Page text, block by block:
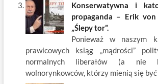
Konserwatywna i
propaganda – Erik von
„Ślepy tor”.
Ponieważ w naszym
prawicowych ksiąg „mądrości”
normalnych liberałów (a nie
wolnorynkowców, którzy mienią się